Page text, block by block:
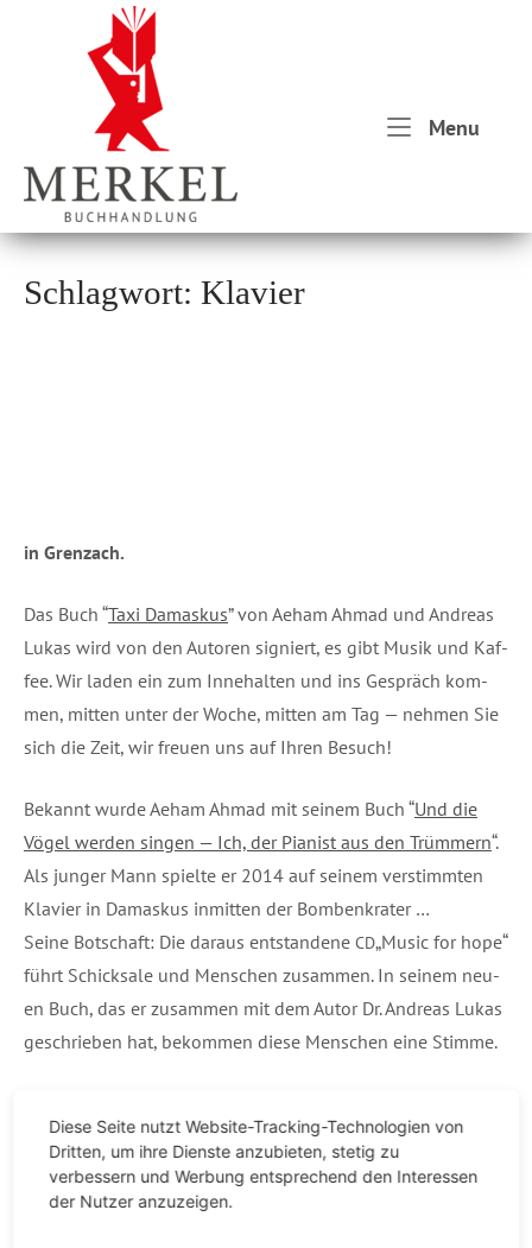
Menu
Schlagwort: Klavier
in Grenz­ach.
Das Buch “Taxi Damas­kus” von Aeham Ahmad und Andre­as
Lukas wird von den Autoren signiert, es gibt Musik und Kaf­
fee.Wir laden ein zum Inne­hal­ten und ins Gespräch kom­
men, mit­ten unter der Woche, mit­ten am Tag — neh­men Sie
sich die Zeit, wir freu­en uns auf Ihren Besuch!
Bekannt wur­de Aeham Ahmad mit sei­nem Buch “Und die
Vögel wer­den sin­gen — Ich, der Pia­nist aus den Trüm­mern“.
Als jun­ger Mann spiel­te er 2014 auf sei­nem ver­stimm­ten
Kla­vier in Damas­kus inmit­ten der Bombenkrater …
Sei­ne Bot­schaft: Die dar­aus ent­stan­de­ne CD„Music for hope“
führt Schick­sa­le und Men­schen zusam­men. In sei­nem neu­
en Buch, das er zusam­men mit dem Autor Dr. Andre­as Lukas
geschrie­ben hat, bekom­men die­se Men­schen eine Stimme.
in der Buch­hand­lung Mer­kel in Rhein­fel­den statt.
Diese Seite nutzt Website-Tracking-Technologien von
Dritten, um ihre Dienste anzubieten, stetig zu
verbessern und Werbung entsprechend den Interessen
der Nutzer anzuzeigen.